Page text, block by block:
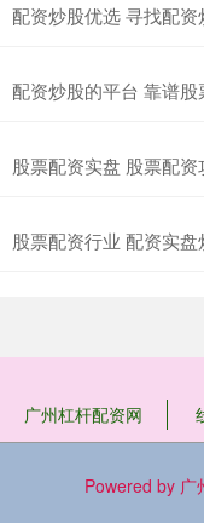
配资炒股优选 寻找配资
配资炒股的平台 靠谱
股票配资实盘 股票配
股票配资行业 配资实
广州杠杆配资网
Powered by 广